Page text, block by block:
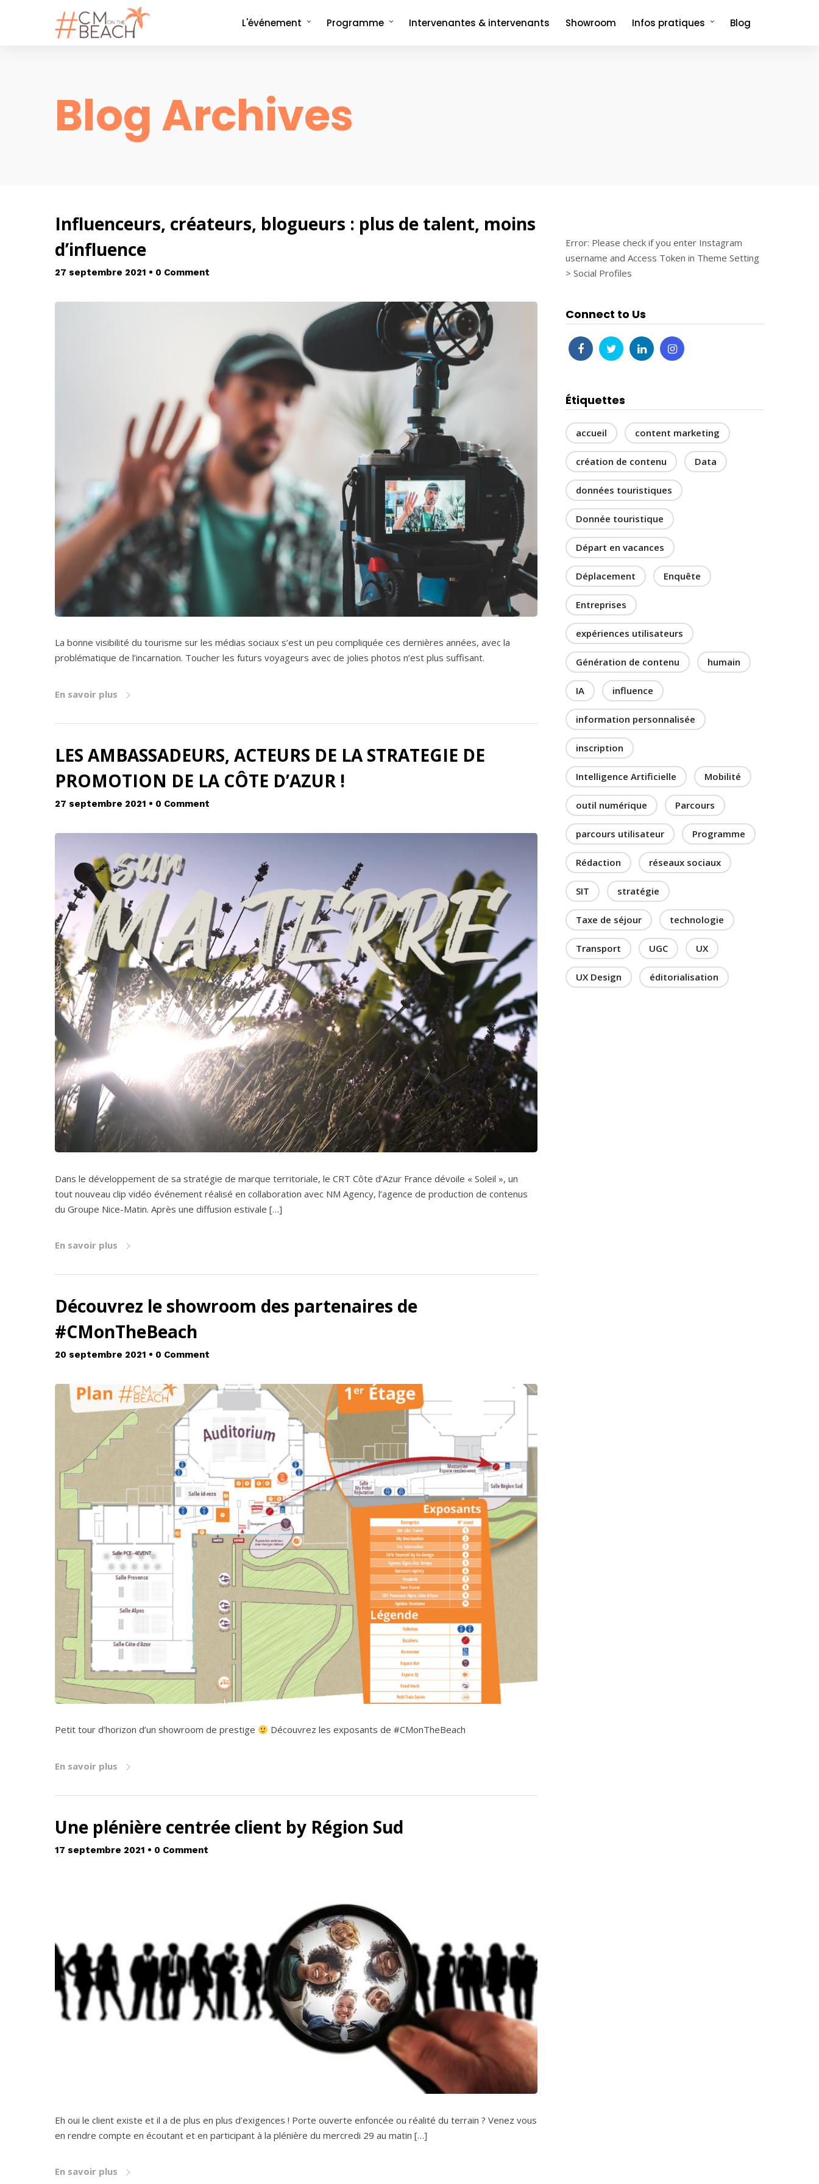
L'événement
Nos engagements
Galeries photos
Programme
CMonTheBeach
Intervenantes & intervenants Showroom Infos pratiques Blog
Blog Archives
Influenceurs, créateurs, blogueurs : plus de talent, moins
d’influence
27 septembre 2021 • 0 Comment
La bonne visibilité du tourisme sur les médias sociaux s’est un peu compliquée ces dernières années, avec la
problématique de l’incarnation. Toucher les futurs voyageurs avec de jolies photos n’est plus suffisant.
En savoir plus
LES AMBASSADEURS, ACTEURS DE LA STRATEGIE DE
PROMOTION DE LA CÔTE D’AZUR !
27 septembre 2021 • 0 Comment
Dans le développement de sa stratégie de marque territoriale, le CRT Côte d’Azur France dévoile « Soleil », un
tout nouveau clip vidéo événement réalisé en collaboration avec NM Agency, l’agence de production de contenus
du Groupe Nice-Matin. Après une diffusion estivale […]
En savoir plus
Découvrez le showroom des partenaires de
#CMonTheBeach
20 septembre 2021 • 0 Comment
Petit tour d’horizon d’un showroom de prestige Découvrez les exposants de #CMonTheBeach
En savoir plus
Une plénière centrée client by Région Sud
17 septembre 2021 • 0 Comment
Eh oui le client existe et il a de plus en plus d’exigences ! Porte ouverte enfoncée ou réalité du terrain ? Venez vous
en rendre compte en écoutant et en participant à la plénière du mercredi 29 au matin […]
En savoir plus
Error: Please check if you enter Instagram
username and Access Token in Theme Setting
> Social Profiles
Connect to Us
Étiquettes
accueil content marketing
création de contenu Data
données touristiques
Donnée touristique
Départ en vacances
Déplacement Enquête
Entreprises
expériences utilisateurs
Génération de contenu humain
IA influence
information personnalisée
inscription
Intelligence Artificielle Mobilité
outil numérique Parcours
parcours utilisateur Programme
Rédaction réseaux sociaux
SIT stratégie
Taxe de séjour technologie
Transport UGC UX
UX Design éditorialisation